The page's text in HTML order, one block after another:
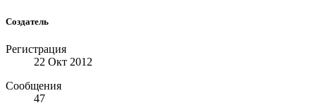
Создатель
Регистрация
22 Окт 2012
Сообщения
47